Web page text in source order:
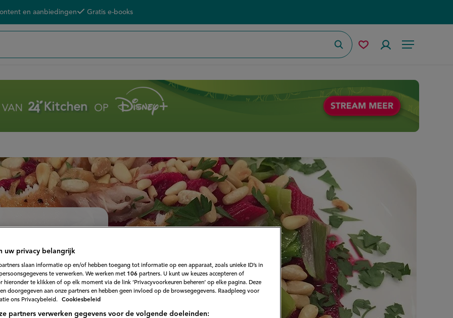
en aanbiedingen Gratis e-books
Menu
ZoekenMijn Accountmenu
dag
rode
en
uw privacy belangrijk
slaan informatie op en/of hebben toegang tot informatie op een apparaat, zoals unieke ID’s in
te verwerken. We werken met 106 partners. U kunt uw keuzes accepteren of
hieronder te klikken of op elk moment via de link ‘Privacyvoorkeuren beheren’ op elke pagina. Deze
doorgegeven aan onze partners en hebben geen invloed op de browsegegevens. Raadpleeg voor
ons Privacybeleid.
Cookiesbeleid
partners verwerken gegevens voor de volgende doeleinden: